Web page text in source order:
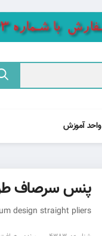
واحد آموزش
پنس سرصاف
design straight pliers